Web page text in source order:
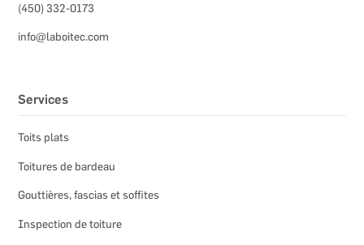
(450) 332-0173
info@laboitec.com
Services
Toits plats
Toitures de bardeau
Gouttières, fascias et soffites
Inspection de toiture